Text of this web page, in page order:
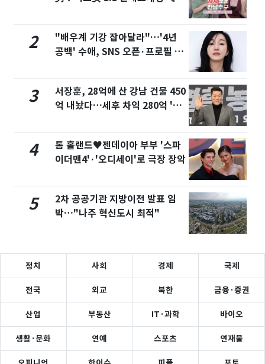
2
"배우계 기강 잡아달라"…'4년
공백' 수애, SNS 오픈·프로필 공
3
서장훈, 28억에 산 강남 건물 450
억 내놨다…세후 차익 280억 '잭
4
톰 홀랜드♥젠데이아 부부 '스파
이더맨4'·'오디세이'로 극장 장악
5
2차 공공기관 지방이전 발표 임
박…"나주 혁신도시 최적"
정치 사회 경제 국제
전국 외교 북한 금융·증권
산업 부동산 IT·과학 바이오
생활·문화 연예 스포츠 연재물